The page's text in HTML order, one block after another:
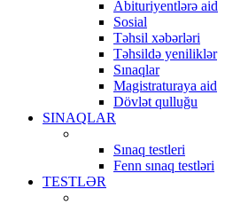
Abituriyentlərə aid
Sosial
Təhsil xəbərləri
Təhsildə yeniliklər
Sınaqlar
Magistraturaya aid
Dövlət qulluğu
SINAQLAR
Sınaq testleri
Fenn sınaq testləri
TESTLƏR